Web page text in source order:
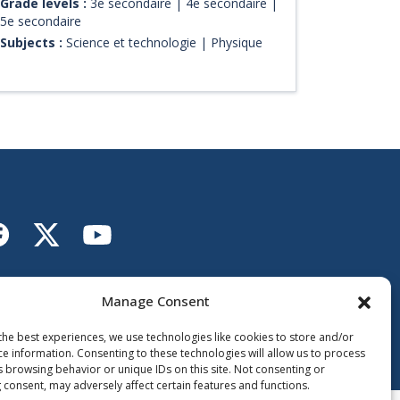
Manage Consent
best experiences, we use technologies like cookies to store and/or
information. Consenting to these technologies will allow us to process
browsing behavior or unique IDs on this site. Not consenting or
may adversely affect certain features and functions.
l'eau se comporte lorsque l'on vide une
baignoire ou un évier. Sous forme d'une courte
capsule animée et vulgarisée, on met en lumière
5e secondaire
Subjects : Science et technologie | Physique
vers Facebook
Lien vers XLien vers Youtube
the Ministère de